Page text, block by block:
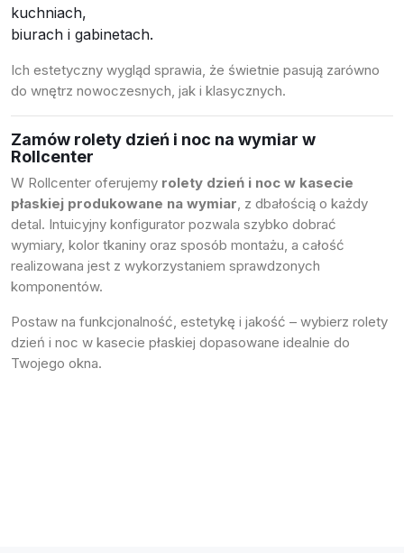
kuchniach,
biurach i gabinetach.
Ich estetyczny wygląd sprawia, że świetnie pasują zarówno
do wnętrz nowoczesnych, jak i klasycznych.
Zamów rolety dzień i noc na wymiar w
Rollcenter
W Rollcenter oferujemy rolety dzień i noc w kasecie
płaskiej produkowane na wymiar, z dbałością o każdy
detal. Intuicyjny konfigurator pozwala szybko dobrać
wymiary, kolor tkaniny oraz sposób montażu, a całość
realizowana jest z wykorzystaniem sprawdzonych
komponentów.
Postaw na funkcjonalność, estetykę i jakość – wybierz rolety
dzień i noc w kasecie płaskiej dopasowane idealnie do
Twojego okna.